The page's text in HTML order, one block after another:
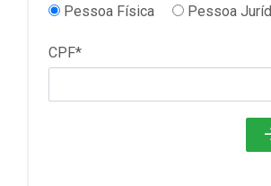
Pessoa Física Pessoa
CPF*